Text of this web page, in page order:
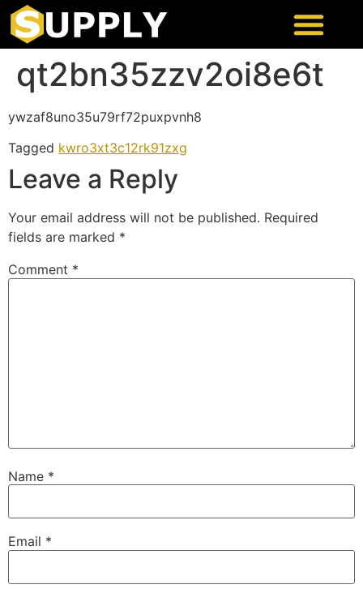
qt2bn35zzv2oi8e6t
ywzaf8uno35u79rf72puxpvnh8
Tagged kwro3xt3c12rk91zxg
Leave a Reply
Your email address will not be published. Required
fields are marked *
Comment *
Name *
Email *